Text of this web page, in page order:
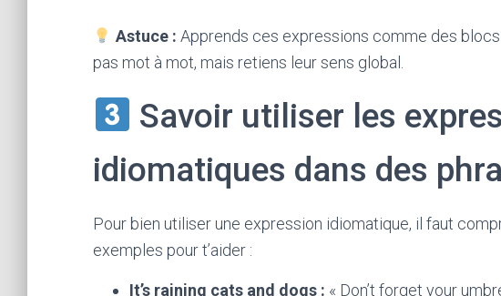
Astuce : Apprends ces expressions comme des
pas mot à mot, mais retiens leur sens global.
Savoir utiliser les
idiomatiques dans des
Pour bien utiliser une expression idiomatique, il faut
exemples pour t’aider :
It’s raining cats and dogs : « Don’t forget your